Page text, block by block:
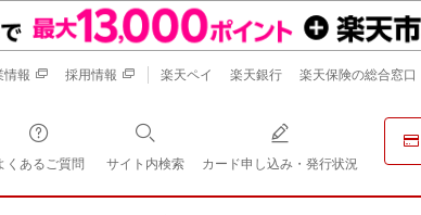
情報 採用情報 楽天ペイ 楽天銀行 楽天保険の総合窓口
くあるご質問 サイト内検索 カード申し込み・発行状況